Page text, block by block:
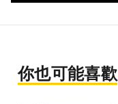
你也可能喜歡